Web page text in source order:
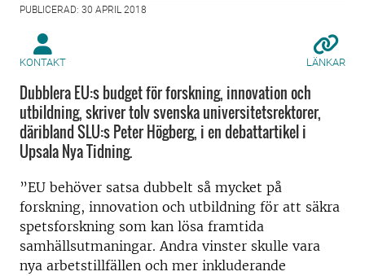
PUBLICERAD: 30 APRIL 2018
KONTAKT LÄNKAR
Dubblera EU:s budget för forskning, innovation och
utbildning, skriver tolv svenska universitetsrektorer,
däribland SLU:s Peter Högberg, i en debattartikel i
Upsala Nya Tidning.
”EU behöver satsa dubbelt så mycket på
forskning, innovation och utbildning för att säkra
spetsforskning som kan lösa framtida
samhällsutmaningar. Andra vinster skulle vara
nya arbetstillfällen och mer inkluderande